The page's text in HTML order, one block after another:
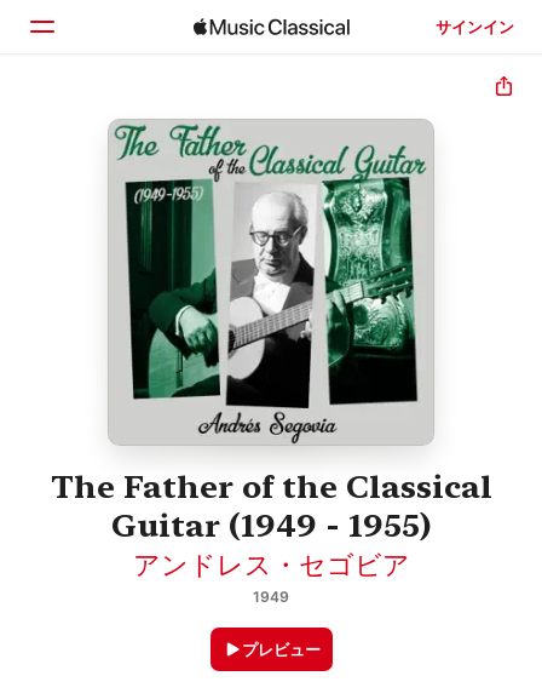
サインイン
ホーム
The Father of the Classical
Guitar (1949 - 1955)
アンドレス・セゴビア
1949
プレビュー